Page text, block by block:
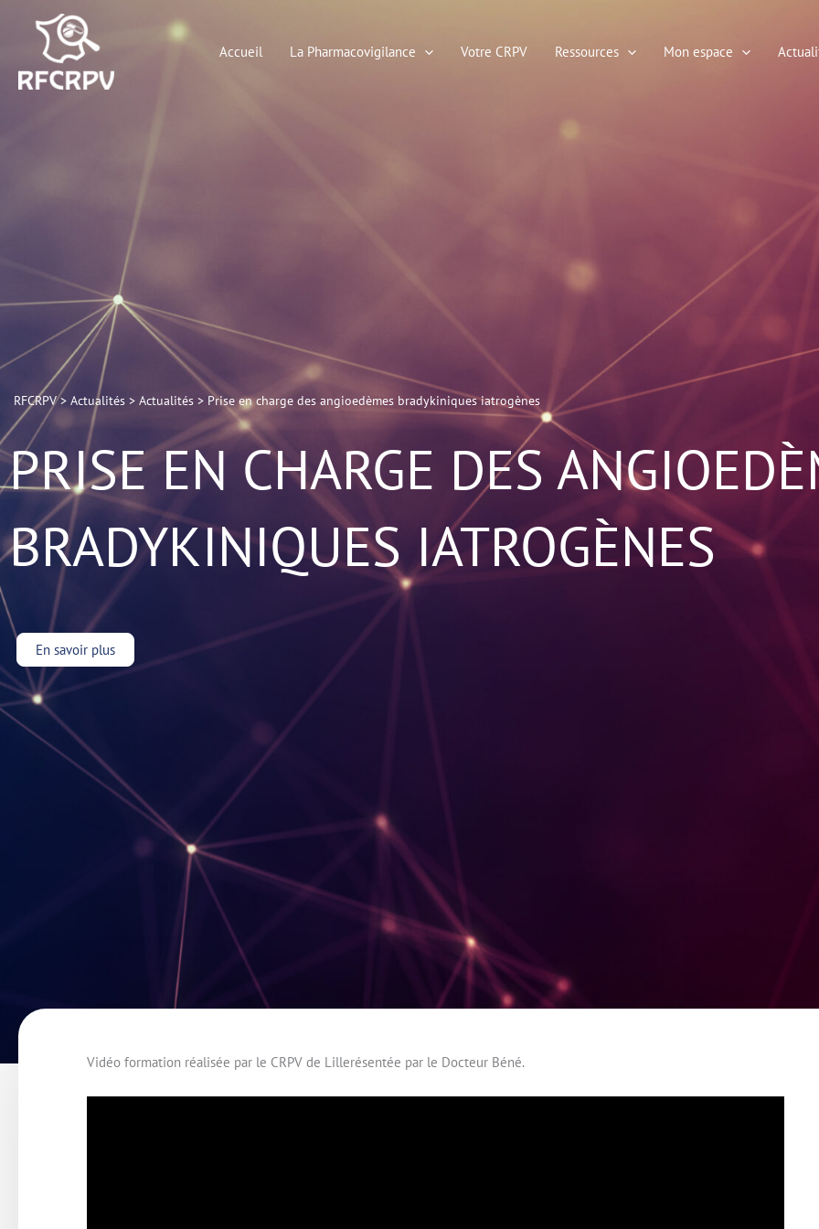
contenu
Accueil La Pharmacovigilance Votre CRPV Ressources Mon espace
RFCRPV> Actualités> Actualités> Prise en charge des angioedèmes bradykiniques iatrogènes
PRISE EN CHARGE DES
BRADYKINIQUES IATROGÈNES
En savoir plus
Vidéo formation réalisée par le CRPV de Lillerésentée par le Docteur Béné.